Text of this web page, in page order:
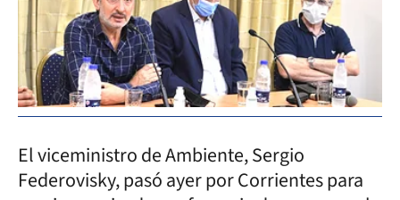
El viceministro de Ambiente, Sergio
Federovisky, pasó ayer por Corrientes para